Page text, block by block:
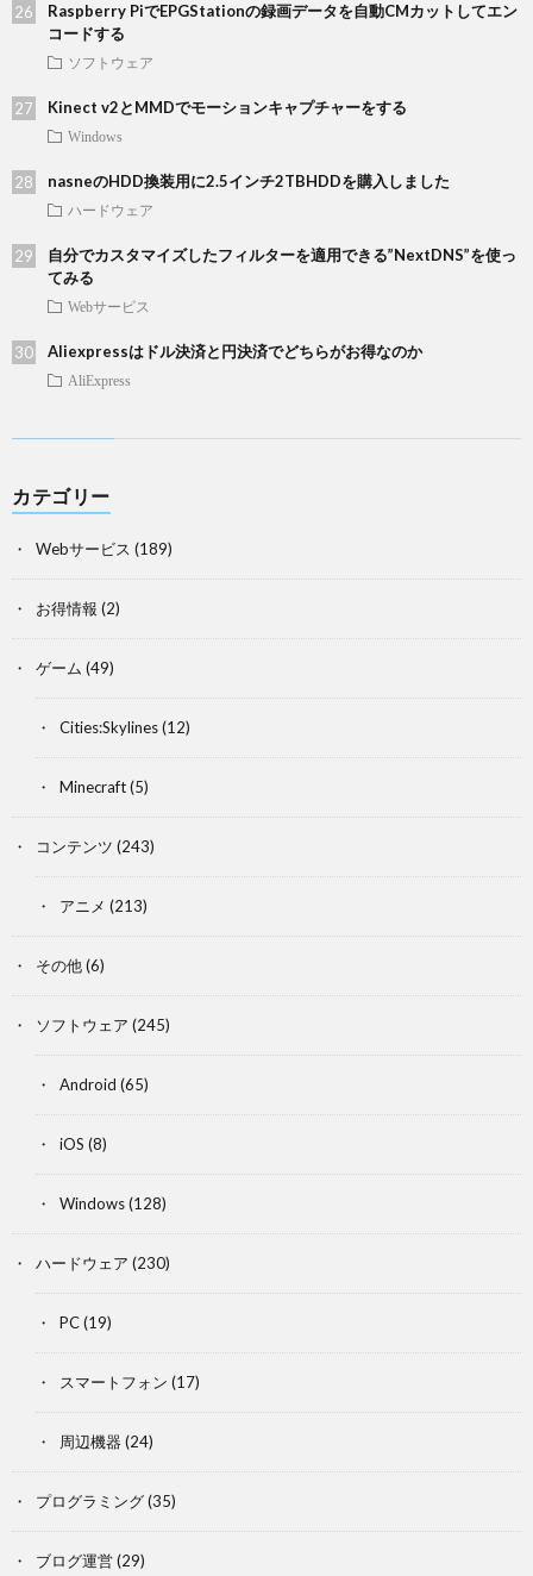
Raspberry PiでEPGStationの録画データを自動CMカットしてエン
コードする
ソフトウェア
Kinect v2とMMDでモーションキャプチャーをする
Windows
nasneのHDD換装用に2.5インチ2TBHDDを購入しました
ハードウェア
自分でカスタマイズしたフィルターを適用できる”NextDNS”を使っ
てみる
Webサービス
Aliexpressはドル決済と円決済でどちらがお得なのか
AliExpress
カテゴリー
Webサービス (189)
お得情報 (2)
ゲーム (49)
Cities:Skylines(12)
Minecraft(5)
コンテンツ (243)
アニメ (213)
その他(6)
ソフトウェア (245)
Android (65)
iOS (8)
Windows(128)
ハードウェア (230)
PC(19)
スマートフォン (17)
周辺機器 (24)
プログラミング(35)
ブログ運営(29)